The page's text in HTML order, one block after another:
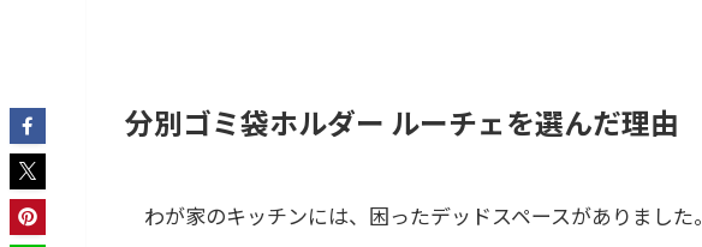
分別ゴミ袋ホルダー ルーチェを選んだ理由
わが家のキッチンには、困ったデッドスペースがありました。